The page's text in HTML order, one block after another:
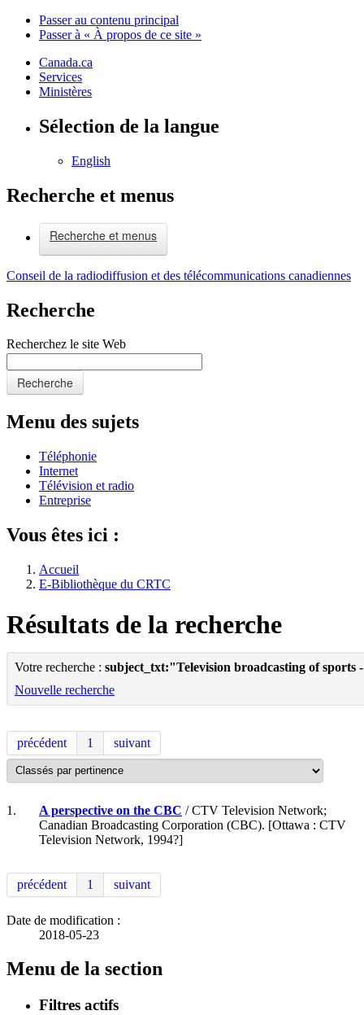
Passer au contenu principal
Passer à « À propos de ce site »
Canada.ca
Services
Ministères
Sélection de la langue
English
Recherche et menus
Recherche et menus
Conseil de la radiodiffusion et des télécommunications canadiennes
Recherche
Recherchez le site Web
Recherche
Menu des sujets
Téléphonie
Internet
Télévision et radio
Entreprise
Vous êtes ici :
Accueil
E-Bibliothèque du CRTC
Résultats de la recherche
Votre recherche : subject_txt:"Television broadcasting of sports
Nouvelle recherche
précédent 1 suivant
1. A perspective on the CBC / CTV Television Network;
Canadian Broadcasting Corporation (CBC). [Ottawa : CTV
Television Network, 1994?]
précédent 1 suivant
Date de modification :
2018-05-23
Menu de la section
Filtres actifs